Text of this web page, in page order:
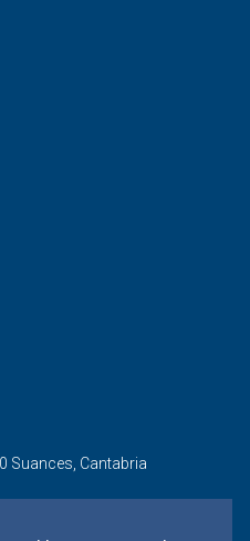
Suances, Cantabria